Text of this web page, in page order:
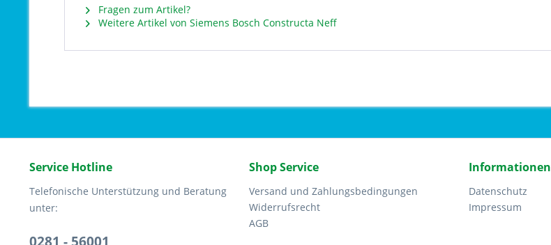
Fragen zum Artikel?
Weitere Artikel von Siemens Bosch Constructa Neff
Service Hotline
Telefonische Unterstützung und Beratung
unter:
Shop Service
Versand und Zahlungsbedingungen
Widerrufsrecht
AGB
Informationen
Datenschutz
Impressum